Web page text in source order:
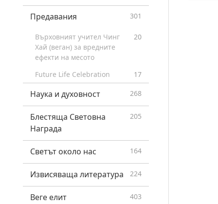
Предавания 301
Върховният учител Чинг
Хай (веган) за вредните
ефекти на месото
20
Future Life Celebration 17
Наука и духовност 268
Блестяща Световна
Награда
205
Светът около нас 164
Извисяваща литература 224
Веге елит 403